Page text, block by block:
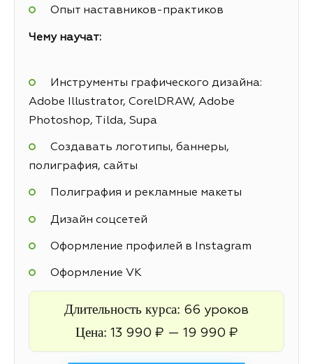
Опыт наставников-практиков
Чему научат:
Инструменты графического дизайна:
Adobe Illustrator, CorelDRAW, Adobe
Photoshop, Tilda, Supa
Создавать логотипы, баннеры,
полиграфия, сайты
Полиграфия и рекламные макеты
Дизайн соцсетей
Оформление профилей в Instagram
Оформление VK
Длительность курса: 66 уроков
Цена: 13 990 ₽ — 19 990 ₽